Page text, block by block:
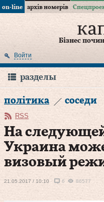
on-line архів номерів
Бізнес
Войти
разделы
політика соседи
RSS
На
Украина
визовый
21.05.2017 / 10:10 6 86577